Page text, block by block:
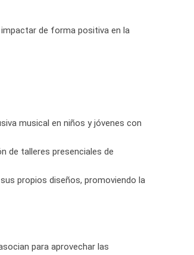
de forma positiva en la
musical en niños y jóvenes con
de talleres presenciales de
propios diseños, promoviendo la
para aprovechar las